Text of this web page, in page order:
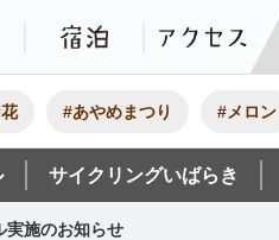
ムページ
験 イベント グル
#あやめまつり #メロン
サイクリングいばらき
実施のお知らせ